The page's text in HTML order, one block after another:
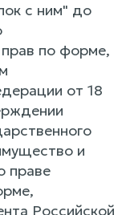
с ним" до
прав по форме,
от 18
и
праве
Российской